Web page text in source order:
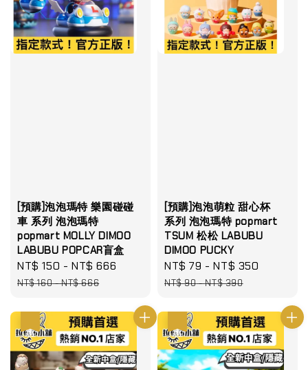
[預購]泡泡瑪特 樂園碰碰
車 系列 泡泡瑪特
popmart MOLLY DIMOO
LABUBU POPCAR盲盒
Sale
price
NT$ 150 -NT$ 666
NT$ 160-NT$ 666
[預購]泡泡萌粒 甜心杯
系列 泡泡瑪特 popmart
TSUM 松松 LABUBU
DIMOO PUCKY
Sale
price
NT$ 79 -NT$ 350
NT$ 90-NT$ 390